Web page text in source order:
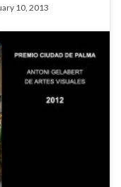
10, 2013